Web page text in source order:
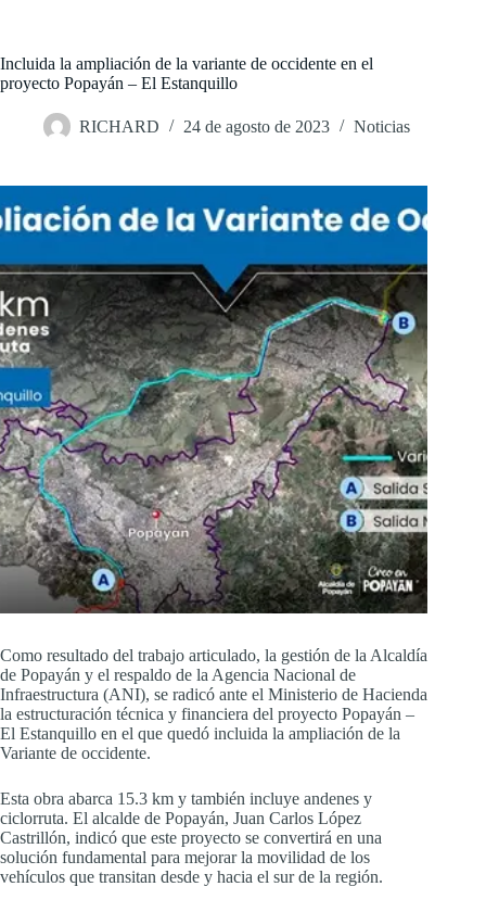
Incluida la ampliación de la variante de occidente en el
proyecto Popayán – El Estanquillo
RICHARD 24 de agosto de 2023 Noticias
Como resultado del trabajo articulado, la gestión de la Alcaldía
de Popayán y el respaldo de la Agencia Nacional de
Infraestructura (ANI), se radicó ante el Ministerio de Hacienda
la estructuración técnica y financiera del proyecto Popayán –
El Estanquillo en el que quedó incluida la ampliación de la
Variante de occidente.
Esta obra abarca 15.3 km y también incluye andenes y
ciclorruta. El alcalde de Popayán, Juan Carlos López
Castrillón, indicó que este proyecto se convertirá en una
solución fundamental para mejorar la movilidad de los
vehículos que transitan desde y hacia el sur de la región.